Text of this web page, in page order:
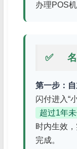
办理POS机
✅ 名
第一步：
闪付进入“
超过1年
时内生效
完成。